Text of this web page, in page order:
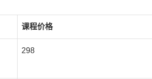
课程价格
298